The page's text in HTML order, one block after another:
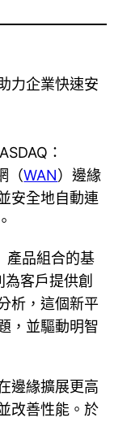
力企業快速安
：
（WAN）邊緣
安全地自動連
產品組合的基
客戶提供創
析，這個新平
，並驅動明智
邊緣擴展更高
改善性能。於